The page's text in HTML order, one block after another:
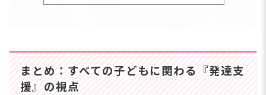
まとめ：すべての⼦どもに関わる『発達⽀
援』の視点